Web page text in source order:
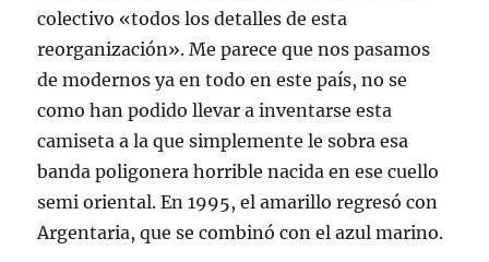
colectivo «todos los detalles de esta
reorganización». Me parece que nos pasamos
de modernos ya en todo en este país, no se
como han podido llevar a inventarse esta
camiseta a la que simplemente le sobra esa
banda poligonera horrible nacida en ese cuello
semi oriental. En 1995, el amarillo regresó con
Argentaria, que se combinó con el azul marino.